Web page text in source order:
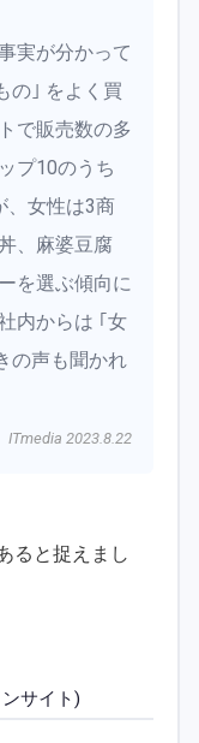
実が分かって
の｣ をよく買
で販売数の多
プ10のうち
、女性は3商
、麻婆豆腐
を選ぶ傾向に
内からは ｢女
の声も聞かれ
ITmedia 2023.8.22
ると捉えまし
サイト)